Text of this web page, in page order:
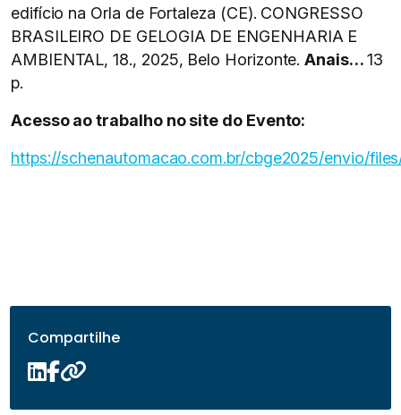
edifício na Orla de Fortaleza (CE). CONGRESSO
BRASILEIRO DE GELOGIA DE ENGENHARIA E
AMBIENTAL, 18., 2025, Belo Horizonte.Anais…13
p.
Acesso ao trabalho no site do Evento:
https://schenautomacao.com.br/cbge2025/envio/
Compartilhe